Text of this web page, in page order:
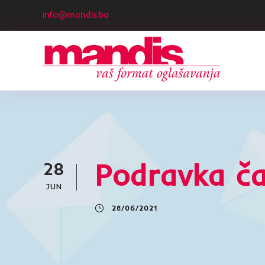
info@mandis.ba
28
JUN Podravka
28/06/2021